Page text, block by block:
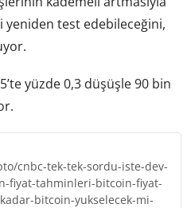
yeniden test edebileceğini,
yüzde 0,3 düşüşle 90 bin
cnbc-tek-tek-sordu-iste-dev-
fiyat-tahminleri-bitcoin-fiyat-
bitcoin-yukselecek-mi-